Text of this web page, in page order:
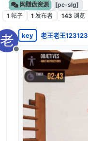
网赚盘资源
[pc-slg]
1 帖子 1 发布者 143 浏览
老
离线
key 老王老王123123